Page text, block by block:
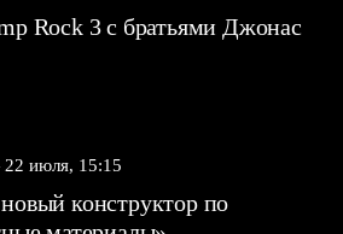
Rock 3 с братьями Джонас
22 июля, 15:15
конструктор по